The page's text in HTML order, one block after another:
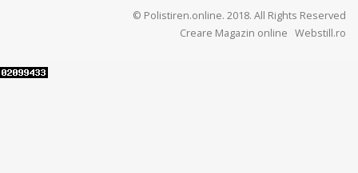
© Polistiren.online. 2018. All Rights Reserved
Creare Magazin online Webstill.ro